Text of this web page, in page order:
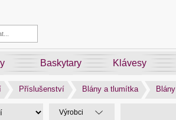
Baskytary Klávesy
Příslušenství Blány a tlumítka
Výrobci